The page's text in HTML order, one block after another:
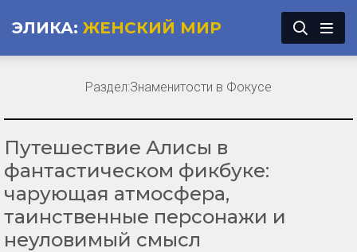
ЭЛИКА: ЖЕНСКИЙ МИР
Путешествие Алисы в
фантастическом фикбуке:
чарующая атмосфера,
таинственные персонажи и
неуловимый смысл
Раздел:Знаменитости в Фокусе